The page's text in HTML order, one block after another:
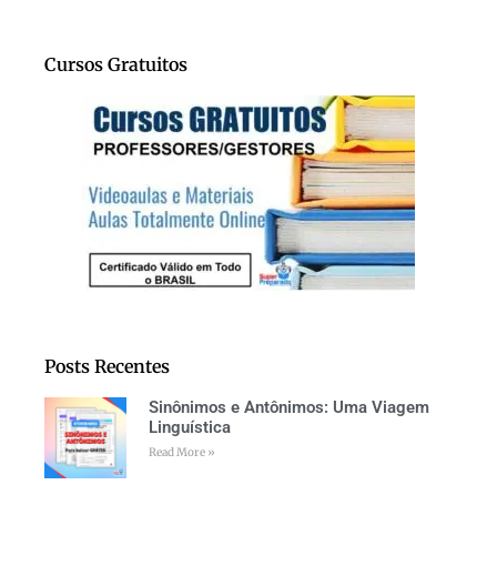
Cursos Gratuitos
Posts Recentes
Sinônimos e Antônimos: Uma Viagem
Linguística
Read More »